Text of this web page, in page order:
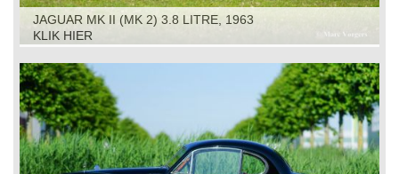
JAGUAR MK II (MK 2) 3.8 LITRE, 1963
KLIK HIER